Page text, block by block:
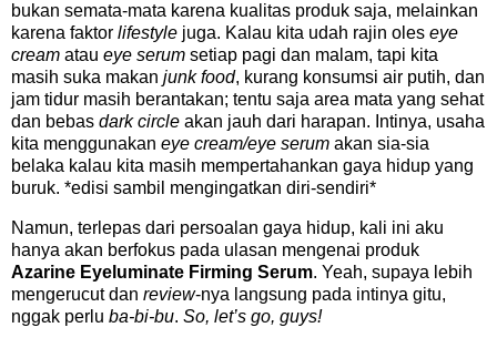
bukan semata-mata karena kualitas produk saja, melainkan
karena faktor lifestyle juga. Kalau kita udah rajin oles eye
cream atau eye serum setiap pagi dan malam, tapi kita
masih suka makan junk food, kurang konsumsi air putih, dan
jam tidur masih berantakan; tentu saja area mata yang sehat
dan bebas dark circle akan jauh dari harapan. Intinya, usaha
kita menggunakan eye cream/eye serum akan sia-sia
belaka kalau kita masih mempertahankan gaya hidup yang
buruk. *edisi sambil mengingatkan diri-sendiri*
Namun, terlepas dari persoalan gaya hidup, kali ini aku
hanya akan berfokus pada ulasan mengenai produk
Azarine Eyeluminate Firming Serum. Yeah, supaya lebih
mengerucut dan review-nya langsung pada intinya gitu,
nggak perlu ba-bi-bu. So, let’s go, guys!